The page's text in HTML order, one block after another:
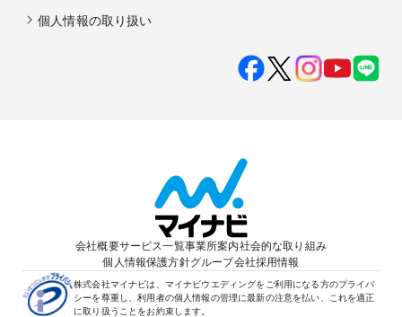
個人情報の取り扱い
会社概要サービス一覧事業所案内社会的な取り組み
個人情報保護方針グループ会社採用情報
株式会社マイナビは、マイナビウエディングをご利用になる方のプライバ
シーを尊重し、利用者の個人情報の管理に最新の注意を払い、これを適正
に取り扱うことをお約束します。